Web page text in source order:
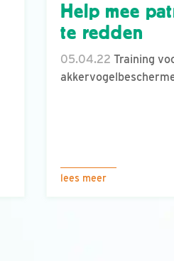
Help mee
te redden
05.04.22 Training
lees meer